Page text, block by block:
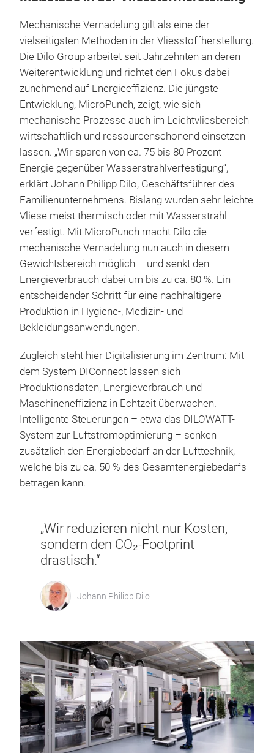
Mechanische Vernadelung gilt als eine der
vielseitigsten Methoden in der Vliesstoffherstellung.
Die Dilo Group arbeitet seit Jahrzehnten an deren
Weiterentwicklung und richtet den Fokus dabei
zunehmend auf Energieeffizienz. Die jüngste
Entwicklung, MicroPunch, zeigt, wie sich
mechanische Prozesse auch im Leichtvliesbereich
wirtschaftlich und ressourcenschonend einsetzen
lassen. „Wir sparen von ca. 75 bis 80 Prozent
Energie gegenüber Wasserstrahlverfestigung“,
erklärt Johann Philipp Dilo, Geschäftsführer des
Familienunternehmens. Bislang wurden sehr leichte
Vliese meist thermisch oder mit Wasserstrahl
verfestigt. Mit MicroPunch macht Dilo die
mechanische Vernadelung nun auch in diesem
Gewichtsbereich möglich – und senkt den
Energieverbrauch dabei um bis zu ca. 80 %. Ein
entscheidender Schritt für eine nachhaltigere
Produktion in Hygiene-, Medizin- und
Bekleidungsanwendungen.
Zugleich steht hier Digitalisierung im Zentrum: Mit
dem System DIConnect lassen sich
Produktionsdaten, Energieverbrauch und
Maschineneffizienz in Echtzeit überwachen.
Intelligente Steuerungen – etwa das DILOWATT-
System zur Luftstromoptimierung – senken
zusätzlich den Energiebedarf an der Lufttechnik,
welche bis zu ca. 50 % des Gesamtenergiebedarfs
betragen kann.
„Wir reduzieren nicht nur Kosten,
sondern den CO₂-Footprint
drastisch.“
Johann Philipp Dilo